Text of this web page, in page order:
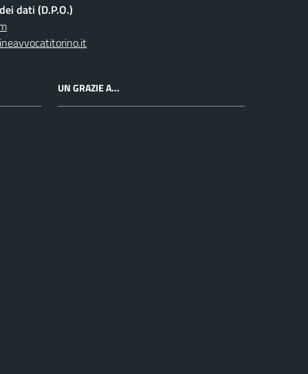
dati (D.P.O.)
UN GRAZIE A...